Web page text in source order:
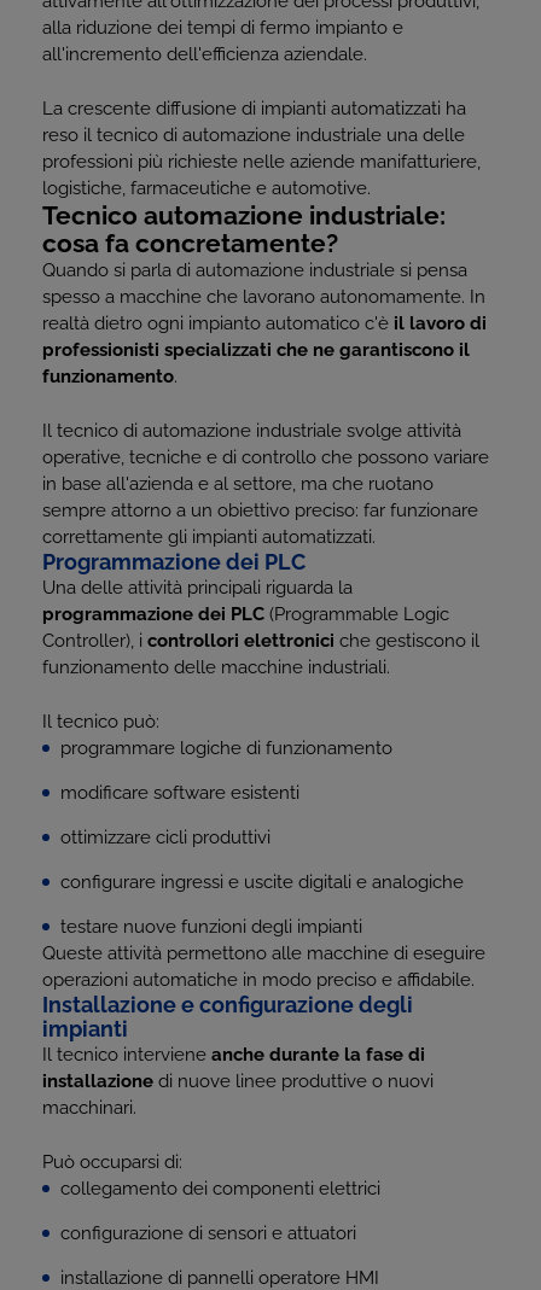
alla riduzione dei tempi di fermo impianto e
all'incremento dell'efficienza aziendale.
La crescente diffusione di impianti automatizzati ha
reso il tecnico di automazione industriale una delle
professioni più richieste nelle aziende manifatturiere,
logistiche, farmaceutiche e automotive.
Tecnico automazione industriale:
cosa fa concretamente?
Quando si parla di automazione industriale si pensa
spesso a macchine che lavorano autonomamente. In
realtà dietro ogni impianto automatico c'è il lavoro di
professionisti specializzati che ne garantiscono il
funzionamento.
Il tecnico di automazione industriale svolge attività
operative, tecniche e di controllo che possono variare
in base all'azienda e al settore, ma che ruotano
sempre attorno a un obiettivo preciso: far funzionare
correttamente gli impianti automatizzati.
Programmazione dei PLC
Una delle attività principali riguarda la
programmazione dei PLC (Programmable Logic
Controller), i controllori elettronici che gestiscono il
funzionamento delle macchine industriali.
Il tecnico può:
programmare logiche di funzionamento
modificare software esistenti
ottimizzare cicli produttivi
configurare ingressi e uscite digitali e analogiche
testare nuove funzioni degli impianti
Queste attività permettono alle macchine di eseguire
operazioni automatiche in modo preciso e affidabile.
Installazione e configurazione degli
impianti
Il tecnico interviene anche durante la fase di
installazione di nuove linee produttive o nuovi
macchinari.
Può occuparsi di:
collegamento dei componenti elettrici
configurazione di sensori e attuatori
installazione di pannelli operatore HMI